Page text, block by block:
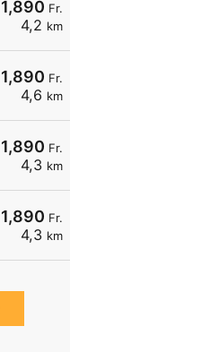
1,890 Fr.
4,2 km
1,890 Fr.
4,6 km
1,890 Fr.
4,3 km
1,890 Fr.
4,3 km